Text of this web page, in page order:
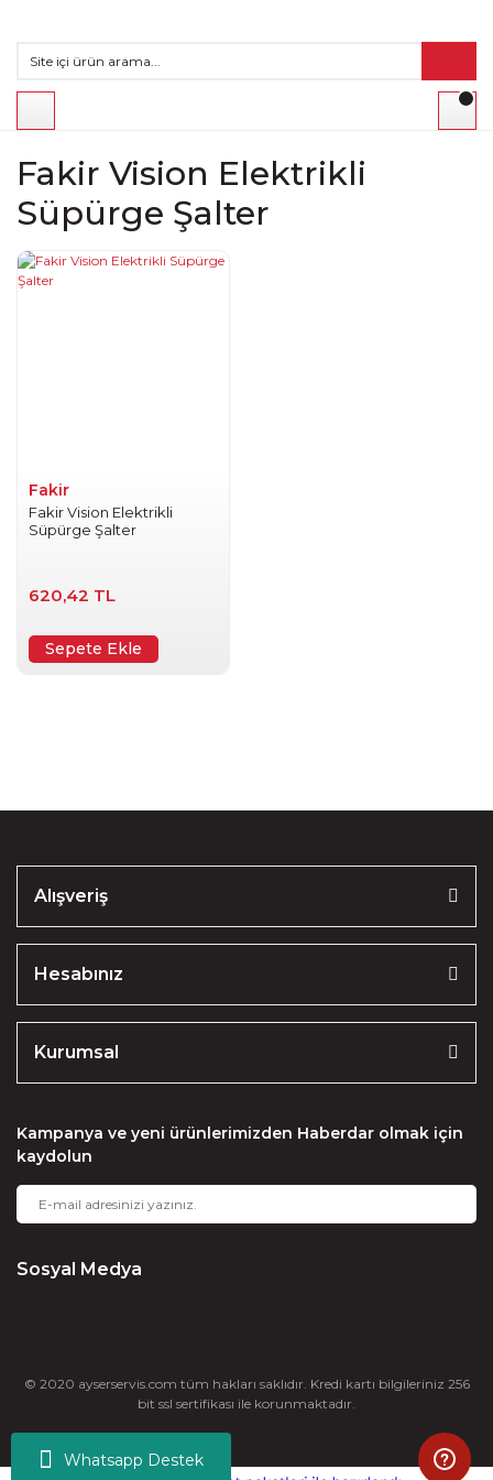
Whatsapp Destek
Fakir Vision Elektrikli
Süpürge Şalter
Fakir
Fakir Vision Elektrikli
Süpürge Şalter
620,42 TL
Sepete Ekle
Alışveriş
Hesabınız
Kurumsal
Kampanya ve yeni ürünlerimizden Haberdar olmak için
kaydolun
Sosyal Medya
© 2020 ayserservis.com tüm hakları saklıdır. Kredi kartı bilgileriniz 256
bit ssl sertifikası ile korunmaktadır.